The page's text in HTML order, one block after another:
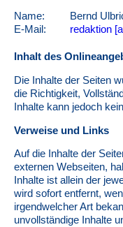
Name:
Bernd
E-Mail:
redaktion
Inhalt des
Die Inhalte der Seiten
die Richtigkeit,
Inhalte kann jedoch
Verweise und Links
Auf die Inhalte der
externen Webseiten,
Inhalte ist allein der
wird sofort entfernt,
irgendwelcher Art
unvollständige Inhalte